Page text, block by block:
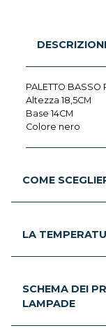
PALETTO BASSO
Altezza 18,5CM
Base 14CM
Colore nero
COME
LA
SCHEMA DEI
LAMPADE